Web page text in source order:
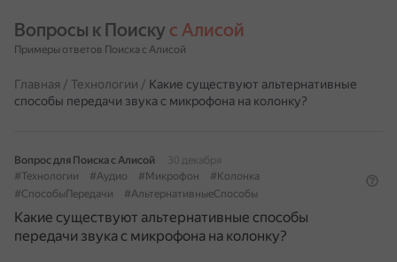
Вопросы к Поиску с Алисой
Примеры ответов Поиска с Алисой
Главная / Технологии / Какие существуют альтернативные
способы передачи звука с микрофона на колонку?
Вопрос для Поиска с Алисой
30 декабря
#Технологии
#Аудио #Микрофон
#Колонка
#СпособыПередачи
#АльтернативныеСпособы
Какие существуют альтернативные способы
передачи звука с микрофона на колонку?